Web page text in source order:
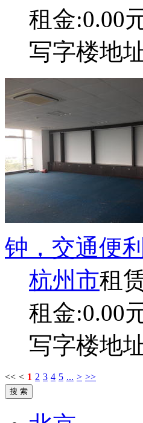
租金:0.00
写字楼地
钟，交通便
杭州市租
租金:0.00
写字楼地
<< < 1 2 3 4 5 ... > >>